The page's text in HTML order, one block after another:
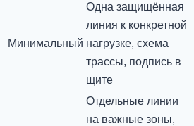
Минимальный
Одна защищённая
линия к конкретной
нагрузке, схема
трассы, подпись в
щите
Отдельные линии
на важные зоны,